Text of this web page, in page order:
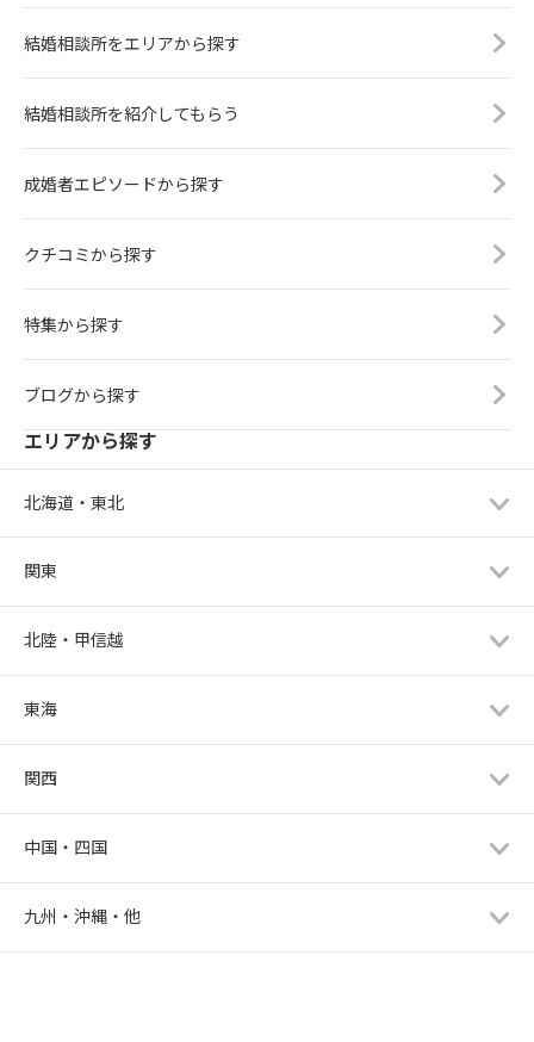
結婚相談所をエリアから探す
結婚相談所を紹介してもらう
成婚者エピソードから探す
クチコミから探す
特集から探す
ブログから探す
エリアから探す
北海道・東北
関東
北陸・甲信越
東海
関西
中国・四国
九州・沖縄・他